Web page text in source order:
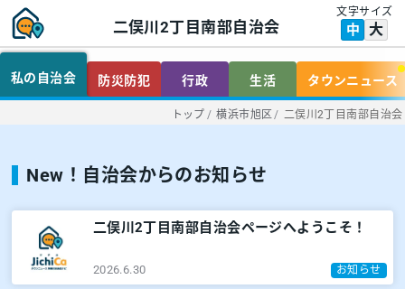
二俣川2丁目南部自治会
文字サイズ
中 大
私の自治会 防災防犯 行政 生活 タウンニュース
トップ / 横浜市旭区 / 二俣川2丁目南部自治会
New！自治会からのお知らせ
二俣川2丁目南部自治会ページへようこそ！
2026.6.30 お知らせ